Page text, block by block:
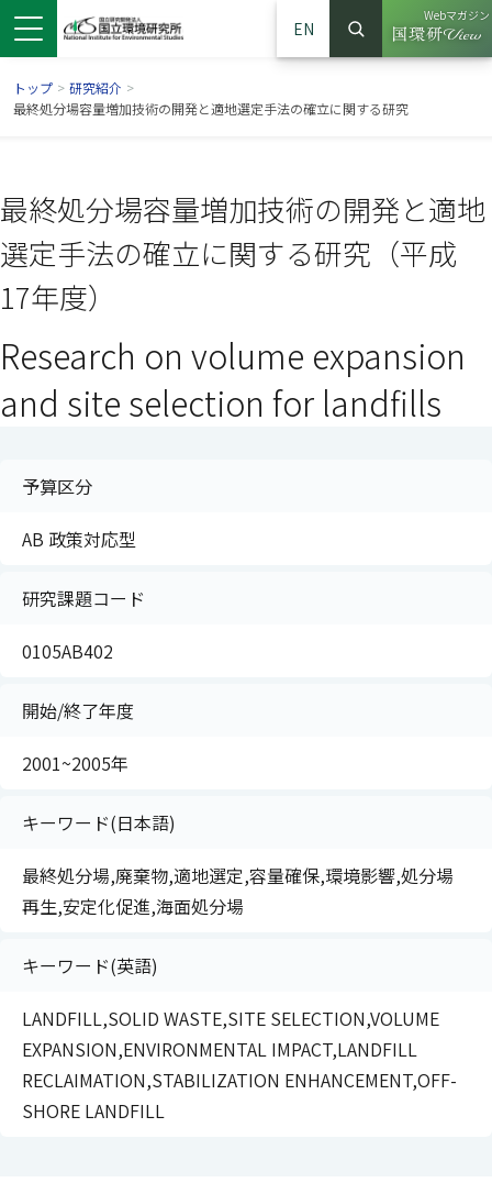
ウで開きます）
ンドウで開きます）
ウインドウで開きます）
EN
サイト内検索
検索
Webマガジン
（別ウイ
トップ > 研究紹介 >
最終処分場容量増加技術の開発と適地選定手法の確立に関する研究
最終処分場容量増加技術の開発と適地
選定手法の確立に関する研究（平成
17年度）
Research on volume expansion
and site selection for landfills
予算区分
AB 政策対応型
研究課題コード
0105AB402
開始/終了年度
2001~2005年
キーワード(日本語)
最終処分場,廃棄物,適地選定,容量確保,環境影響,処分場
再生,安定化促進,海面処分場
キーワード(英語)
LANDFILL,SOLID WASTE,SITE SELECTION,VOLUME
EXPANSION,ENVIRONMENTAL IMPACT,LANDFILL
RECLAIMATION,STABILIZATION ENHANCEMENT,OFF-
SHORE LANDFILL